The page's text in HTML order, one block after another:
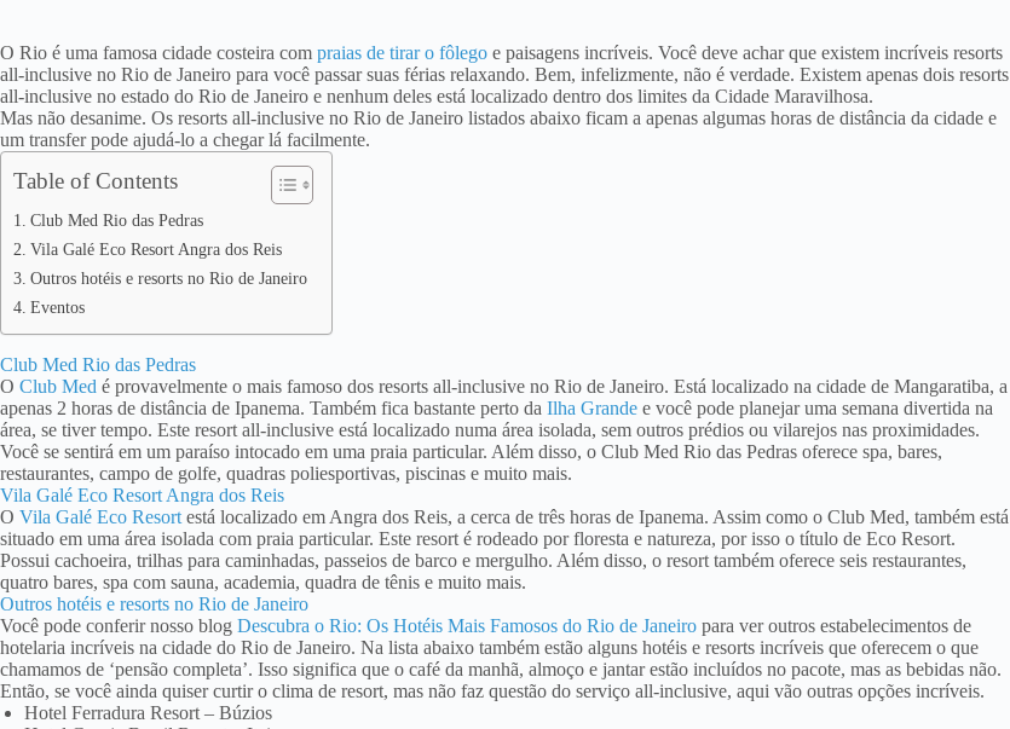
O Rio é uma famosa cidade costeira com praias de tirar o fôlego e paisagens incríveis. Você deve achar que existem incríveis resorts
all-inclusive no Rio de Janeiro para você passar suas férias relaxando. Bem, infelizmente, não é verdade. Existem apenas dois resorts
all-inclusive no estado do Rio de Janeiro e nenhum deles está localizado dentro dos limites da Cidade Maravilhosa.
Mas não desanime. Os resorts all-inclusive no Rio de Janeiro listados abaixo ficam a apenas algumas horas de distância da cidade e
um transfer pode ajudá-lo a chegar lá facilmente.
Table of Contents
Club Med Rio das Pedras
Vila Galé Eco Resort Angra dos Reis
Outros hotéis e resorts no Rio de Janeiro
Eventos
Club Med Rio das Pedras
O Club Med é provavelmente o mais famoso dos resorts all-inclusive no Rio de Janeiro. Está localizado na cidade de Mangaratiba, a
apenas 2 horas de distância de Ipanema. Também fica bastante perto da Ilha Grande e você pode planejar uma semana divertida na
área, se tiver tempo. Este resort all-inclusive está localizado numa área isolada, sem outros prédios ou vilarejos nas proximidades.
Você se sentirá em um paraíso intocado em uma praia particular. Além disso, o Club Med Rio das Pedras oferece spa, bares,
restaurantes, campo de golfe, quadras poliesportivas, piscinas e muito mais.
Vila Galé Eco Resort Angra dos Reis
O Vila Galé Eco Resort está localizado em Angra dos Reis, a cerca de três horas de Ipanema. Assim como o Club Med, também está
situado em uma área isolada com praia particular. Este resort é rodeado por floresta e natureza, por isso o título de Eco Resort.
Possui cachoeira, trilhas para caminhadas, passeios de barco e mergulho. Além disso, o resort também oferece seis restaurantes,
quatro bares, spa com sauna, academia, quadra de tênis e muito mais.
Outros hotéis e resorts no Rio de Janeiro
Você pode conferir nosso blog Descubra o Rio: Os Hotéis Mais Famosos do Rio de Janeiro para ver outros estabelecimentos de
hotelaria incríveis na cidade do Rio de Janeiro. Na lista abaixo também estão alguns hotéis e resorts incríveis que oferecem o que
chamamos de ‘pensão completa’. Isso significa que o café da manhã, almoço e jantar estão incluídos no pacote, mas as bebidas não.
Então, se você ainda quiser curtir o clima de resort, mas não faz questão do serviço all-inclusive, aqui vão outras opções incríveis.
Hotel Ferradura Resort – Búzios